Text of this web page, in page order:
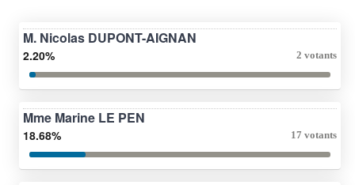
M. Nicolas DUPONT-AIGNAN
2.20% 2 votants
Mme Marine LE PEN
18.68% 17 votants